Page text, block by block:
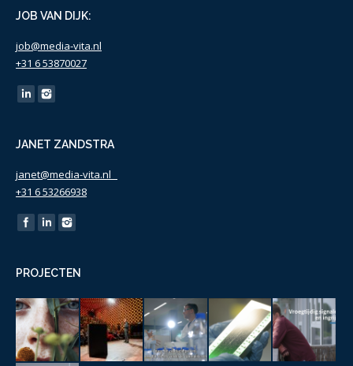
JOB VAN DIJK:
job@media-vita.nl
+31 6 53870027
Find us on:
JANET ZANDSTRA
janet@media-vita.nl
+31 6 53266938
Find us on:
PROJECTEN